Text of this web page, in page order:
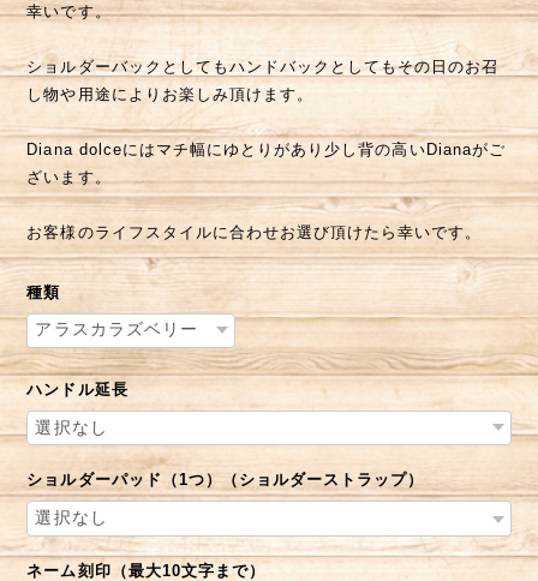
幸いです。
ショルダーバックとしてもハンドバックとしてもその日のお召
し物や用途によりお楽しみ頂けます。
Diana dolceにはマチ幅にゆとりがあり少し背の高いDianaがご
ざいます。
お客様のライフスタイルに合わせお選び頂けたら幸いです。
種類
ハンドル延長
ショルダーパッド（1つ）（ショルダーストラップ）
ネーム刻印（最大10文字まで）